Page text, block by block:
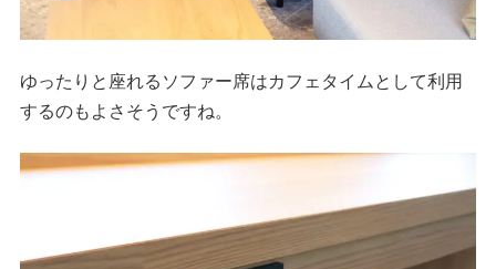
ゆったりと座れるソファー席はカフェタイムとして利用
するのもよさそうですね。